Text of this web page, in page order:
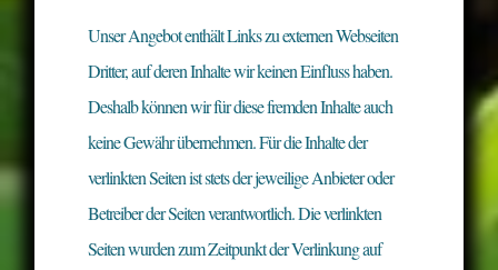
Unser Angebot enthält Links zu externen Webseiten
Dritter, auf deren Inhalte wir keinen Einfluss haben.
Deshalb können wir für diese fremden Inhalte auch
keine Gewähr übernehmen. Für die Inhalte der
verlinkten Seiten ist stets der jeweilige Anbieter oder
Betreiber der Seiten verantwortlich. Die verlinkten
Seiten wurden zum Zeitpunkt der Verlinkung auf